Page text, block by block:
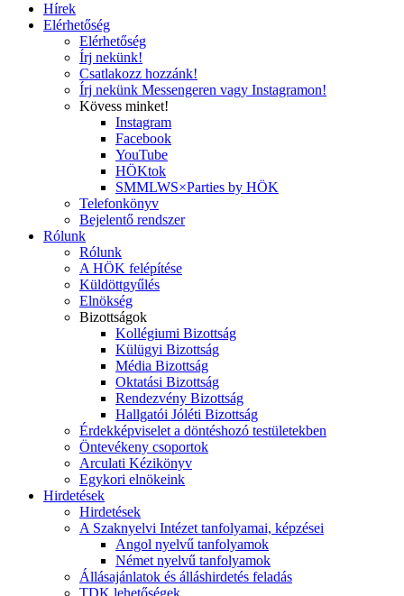
Hírek
Elérhetőség
Elérhetőség
Írj nekünk!
Csatlakozz hozzánk!
Írj nekünk Messengeren vagy Instagramon!
Kövess minket!
Instagram
Facebook
YouTube
HÖKtok
SMMLWS×Parties by HÖK
Telefonkönyv
Bejelentő rendszer
Rólunk
Rólunk
A HÖK felépítése
Küldöttgyűlés
Elnökség
Bizottságok
Kollégiumi Bizottság
Külügyi Bizottság
Média Bizottság
Oktatási Bizottság
Rendezvény Bizottság
Hallgatói Jóléti Bizottság
Érdekképviselet a döntéshozó testületekben
Öntevékeny csoportok
Arculati Kézikönyv
Egykori elnökeink
Hirdetések
Hirdetések
A Szaknyelvi Intézet tanfolyamai, képzései
Angol nyelvű tanfolyamok
Német nyelvű tanfolyamok
Állásajánlatok és álláshirdetés feladás
TDK lehetőségek